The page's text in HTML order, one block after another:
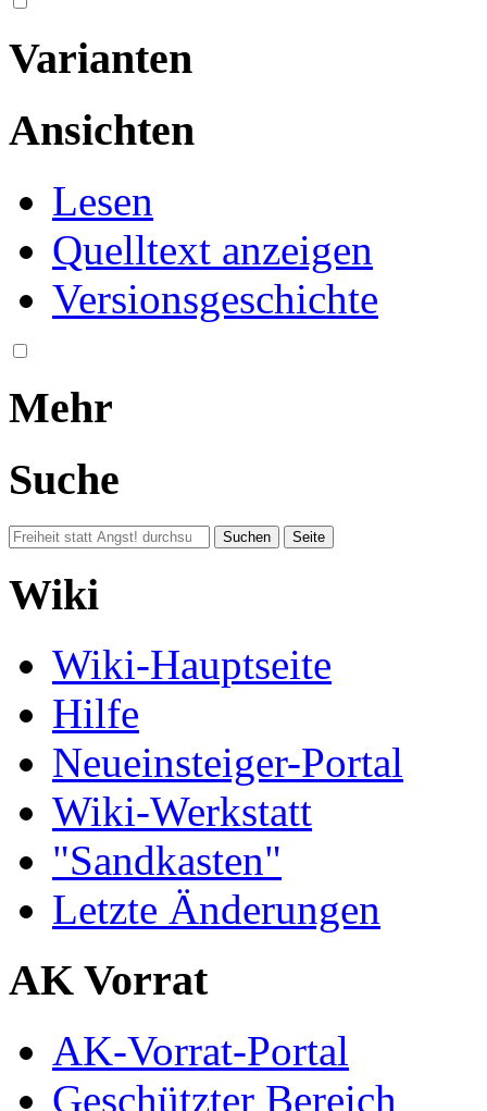
Varianten
Ansichten
Lesen
Quelltext anzeigen
Versionsgeschichte
Mehr
Suche
Wiki
Wiki-Hauptseite
Hilfe
Neueinsteiger-Portal
Wiki-Werkstatt
"Sandkasten"
Letzte Änderungen
AK Vorrat
AK-Vorrat-Portal
Geschützter Bereich